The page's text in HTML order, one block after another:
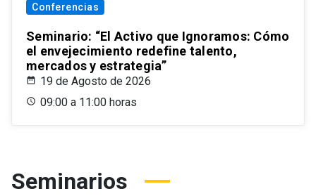
Conferencias
Seminario: “El Activo que Ignoramos: Cómo
el envejecimiento redefine talento,
mercados y estrategia”
19 de Agosto de 2026
09:00 a 11:00 horas
Seminarios